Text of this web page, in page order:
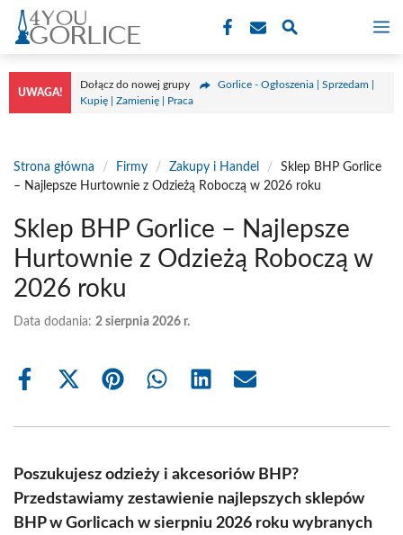
Przejdź
treści
UWAGA!
Dołącz do nowej grupy
Gorlice - Ogłoszenia | Sprzedam |
Kupię | Zamienię | Praca
Strona główna / Firmy / Zakupy i Handel /
Sklep BHP Gorlice
– Najlepsze Hurtownie z Odzieżą Roboczą w 2026 roku
Sklep BHP Gorlice – Najlepsze
Hurtownie z Odzieżą Roboczą w
2026 roku
Data dodania: 2 sierpnia 2026 r.
Share
Share
(Twitter)
Share Share Share Share
Poszukujesz odzieży i akcesoriów BHP?
Przedstawiamy zestawienie najlepszych sklepów
BHP w Gorlicach w sierpniu 2026 roku wybranych